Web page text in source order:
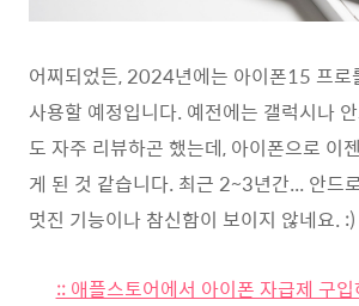
어찌되었든, 2024년에는 아이폰15 프로
사용할 예정입니다. 예전에는 갤럭시나
도 자주 리뷰하곤 했는데, 아이폰으로 이
게 된 것 같습니다. 최근 2~3년간... 안드
멋진 기능이나 참신함이 보이지 않네요. :)
:: 애플스토어에서 아이폰 자급제 구